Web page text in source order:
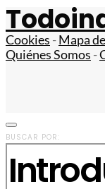
Cookies -Mapa
Quiénes Somos -
BUSCAR POR: